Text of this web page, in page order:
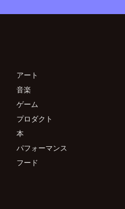
アート
音楽
ゲーム
プロダクト
本
パフォーマンス
フード